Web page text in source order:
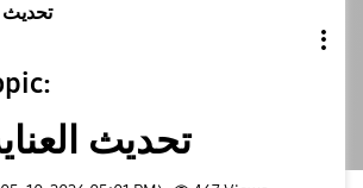
تحديث
تحديث